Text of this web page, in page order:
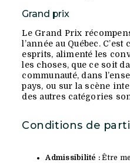
Grand prix
Le Grand Prix
l’année au Québec.
esprits, alimenté les
les choses, que ce soit
communauté, dans
pays, ou sur la scène
des autres catégories
Conditions de
Admissibilité : Être